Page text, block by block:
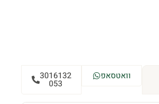
וואטסאפ 3016132
053